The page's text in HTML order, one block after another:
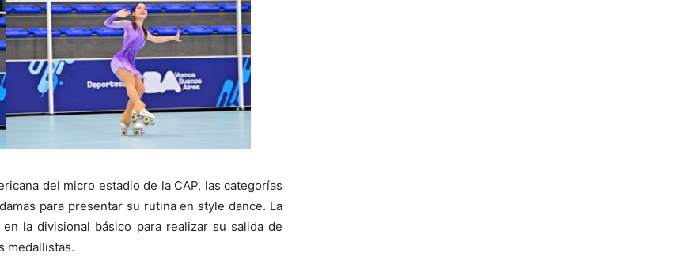
del micro estadio de la CAP, las categorías
para presentar su rutina en style dance. La
la divisional básico para realizar su salida de
medallistas.